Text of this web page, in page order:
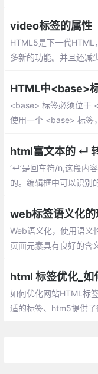
video标签的属性
HTML5是下一代HTML
多新的功能。并且还减
播放视频的效果。
HTML中<base>
<base> 标签必须位于
使用一个 <base> 标签
html富文本的 ↵
‘↵’是回车符/n,这段内
的。编辑框中可以识别
web标签语义化
Web语义化，使用语义
页面元素具有良好的含
网页的信息，从而可以
如何优化网站HTML标
适的标签、htm5提供